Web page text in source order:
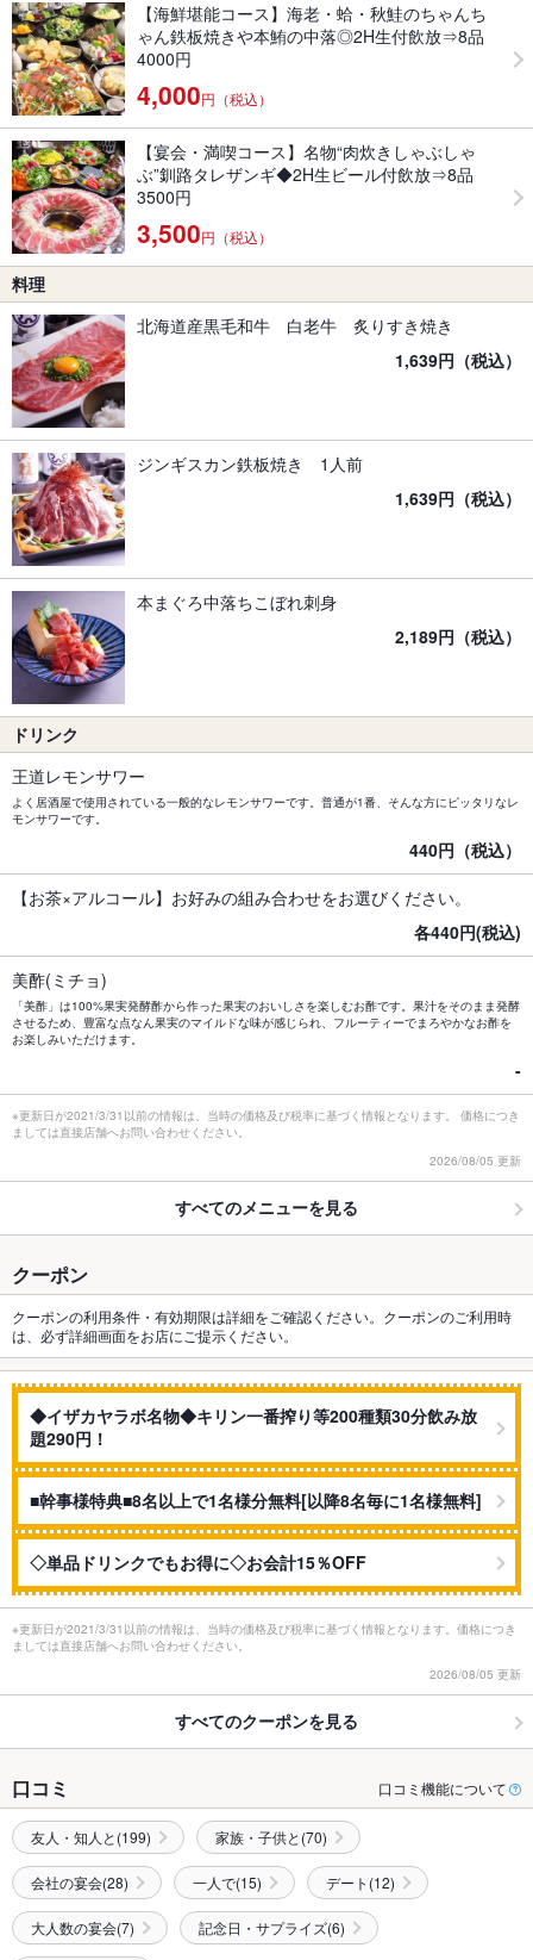
【海鮮堪能コース】海老・蛤・秋鮭のちゃんち
ゃん鉄板焼きや本鮪の中落◎2H生付飲放⇒8品
4000円
4,000円（税込）
【宴会・満喫コース】名物“肉炊きしゃぶしゃ
ぶ”釧路タレザンギ◆2H生ビール付飲放⇒8品
3500円
3,500円（税込）
料理
北海道産黒毛和牛 白老牛 炙りすき焼き
1,639円（税込）
ジンギスカン鉄板焼き 1人前
1,639円（税込）
本まぐろ中落ちこぼれ刺身
2,189円（税込）
ドリンク
王道レモンサワー
よく居酒屋で使用されている一般的なレモンサワーです。普通が1番、そんな方にピッタリなレ
モンサワーです。
440円（税込）
【お茶×アルコール】お好みの組み合わせをお選びください。
各440円(税込)
美酢(ミチョ)
「美酢」は100%果実発酵酢から作った果実のおいしさを楽しむお酢です。果汁をそのまま発酵
させるため、豊富な点なん果実のマイルドな味が感じられ、フルーティーでまろやかなお酢を
お楽しみいただけます。
-
※更新日が2021/3/31以前の情報は、当時の価格及び税率に基づく情報となります。 価格につき
ましては直接店舗へお問い合わせください。
2026/08/05 更新
すべてのメニューを見る
クーポン
クーポンの利用条件・有効期限は詳細をご確認ください。クーポンのご利用時
は、必ず詳細画面をお店にご提示ください。
◆イザカヤラボ名物◆キリン一番搾り等200種類30分飲み放
題290円！
■幹事様特典■8名以上で1名様分無料[以降8名毎に1名様無料]
◇単品ドリンクでもお得に◇お会計15％OFF
※更新日が2021/3/31以前の情報は、当時の価格及び税率に基づく情報となります。価格につき
ましては直接店舗へお問い合わせください。
2026/08/05 更新
すべてのクーポンを見る
口コミ 口コミ機能について
友人・知人と(199) 家族・子供と(70)
会社の宴会(28) 一人で(15) デート(12)
大人数の宴会(7) 記念日・サプライズ(6)